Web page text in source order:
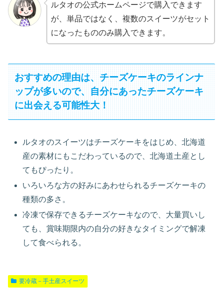
ルタオの公式ホームページで購入できます
が、単品ではなく、複数のスイーツがセット
になったもののみ購入できます。
おすすめの理由は、チーズケーキのラインナ
ップが多いので、自分にあったチーズケーキ
に出会える可能性大！
ルタオのスイーツはチーズケーキをはじめ、北海道
産の素材にもこだわっているので、北海道土産とし
てもぴったり。
いろいろな方の好みにあわせられるチーズケーキの
種類の多さ。
冷凍で保存できるチーズケーキなので、大量買いし
ても、賞味期限内の自分の好きなタイミングで解凍
して食べられる。
要冷蔵－手土産スイーツ